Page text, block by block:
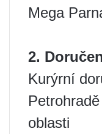
Mega
2.
Kurýrní
oblasti